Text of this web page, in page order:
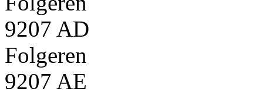
9207 AD
Folgeren
9207 AE